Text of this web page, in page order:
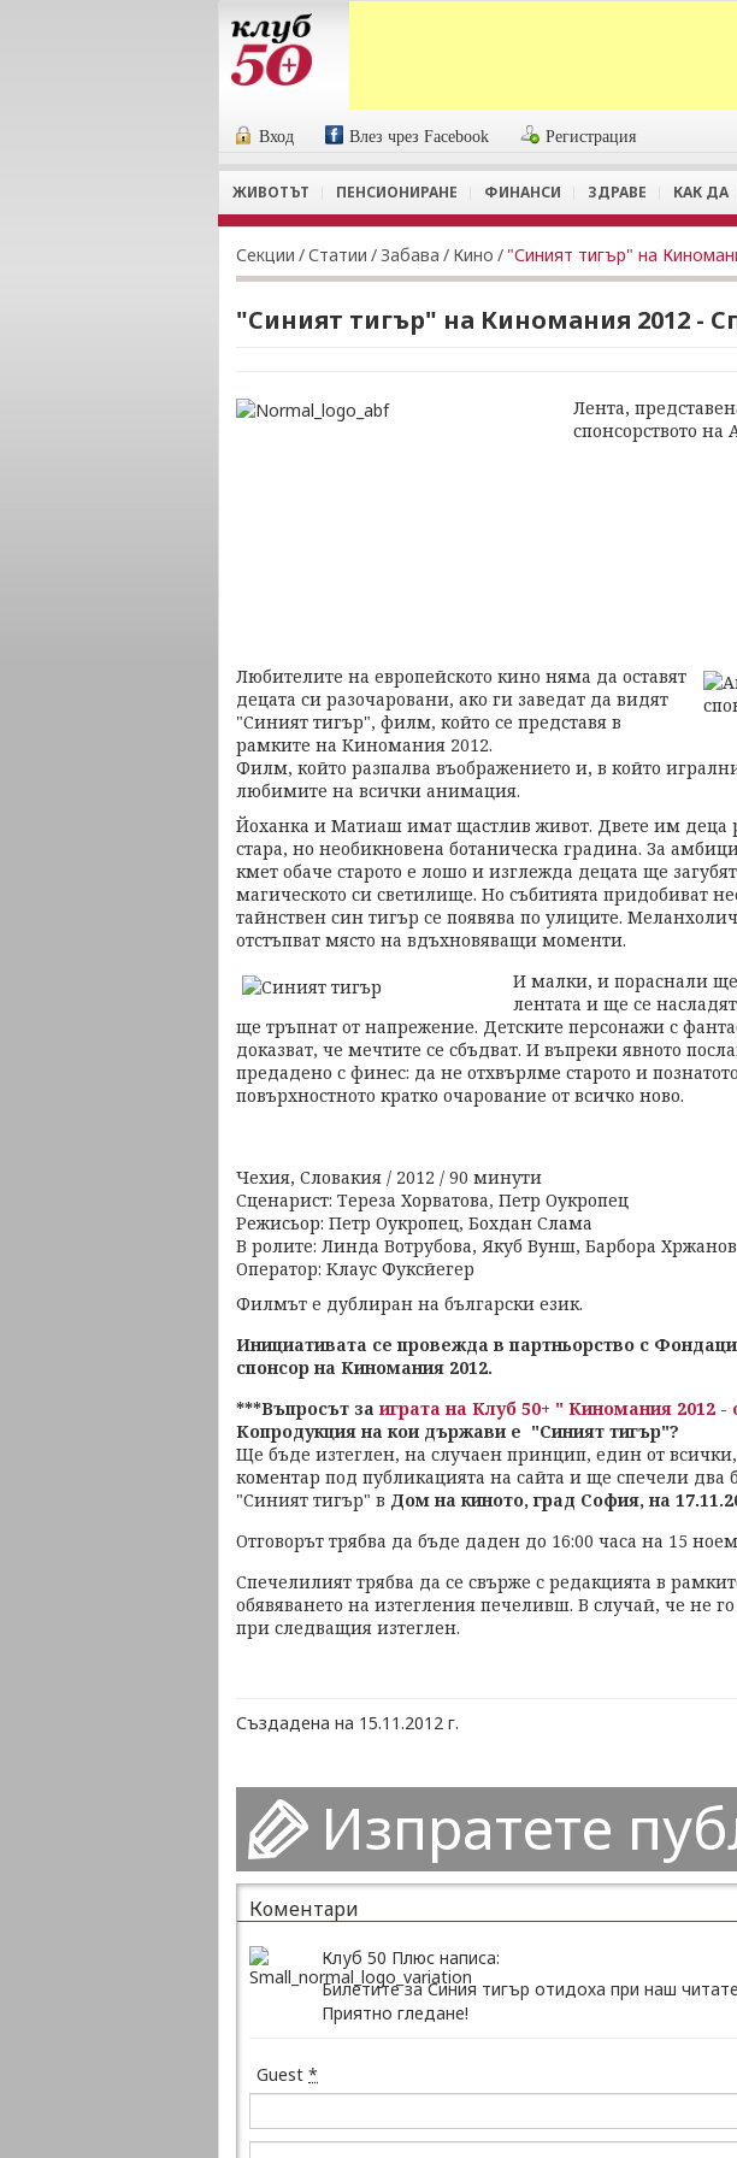
Вход Влез чрез Facebook Регистрация
ЖИВОТЪТ ПЕНСИОНИРАНЕ ФИНАНСИ ЗДРАВЕ КАК ДА
Секции /Статии / Забава / Кино / "Синият тигър" на
"Синият тигър" на Киномания 2012 -
Лента,
спонсорството
Любителите на европейското кино няма да оставят
децата си разочаровани, ако ги заведат да видят
"Синият тигър", филм, който се представя в
рамките на Киномания 2012.
Филм, който разпалва въображението и, в който
любимите на всички анимация.
Йоханка и Матиаш имат щастлив живот. Двете им деца
стара, но необикновена ботаническа градина. За
кмет обаче старото е лошо и изглежда децата ще
магическото си светилище. Но събитията придобиват
тайнствен син тигър се появява по улиците.
отстъпват място на вдъхновяващи моменти.
И малки, и пораснали
лентата и ще се
ще тръпнат от напрежение. Детските персонажи с
доказват, че мечтите се сбъдват. И въпреки явното
предадено с финес: да не отхвърлме старото и
повърхностното кратко очарование от всичко ново.
Чехия, Словакия / 2012 / 90 минути
Сценарист: Тереза Хорватова, Петр Оукропец
Режисьор: Петр Оукропец, Бохдан Слама
В ролите: Линда Вотрубова, Якуб Вунш, Барбора
Оператор: Клаус Фуксйегер
Филмът е дублиран на български език.
Инициативата се провежда в партньорство с
спонсор на Киномания 2012.
***Въпросът за играта на Клуб 50+ " Киномания 2012 -
Копродукция на кои държави е "Синият тигър"?
Ще бъде изтеглен, на случаен принцип, един от
коментар под публикацията на сайта и ще спечели два
"Синият тигър" в Дом на киното, град София, на
Отговорът трябва да бъде даден до 16:00 часа на 15
Спечелилият трябва да се свърже с редакцията в
обявяването на изтегления печеливш. В случай, че не
при следващия изтеглен.
Създадена на 15.11.2012 г.
Изпратете
Коментари
Клуб 50 Плюс написа:
Билетите за Синия тигър отидоха при наш
Приятно гледане!
Guest *